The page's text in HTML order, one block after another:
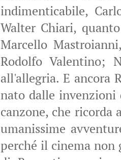
indimenticabile,
Walter Chiari,
Marcello
Rodolfo Valentino;
all'allegria. E ancora
nato dalle invenzioni
canzone, che
umanissime
perché il cinema